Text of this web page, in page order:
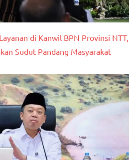
di Kanwil BPN Provinsi NTT,
Sudut Pandang Masyarakat